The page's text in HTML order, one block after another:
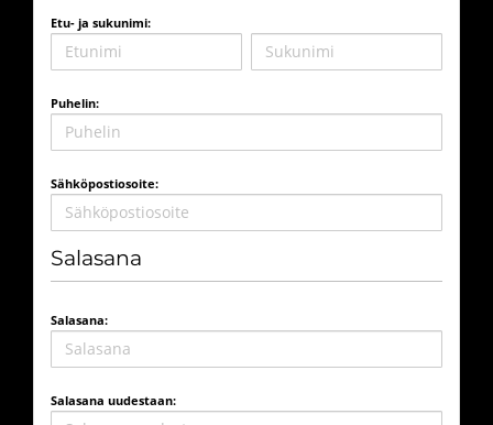
Etu- ja sukunimi:
Puhelin:
Sähköpostiosoite:
Salasana
Salasana:
Salasana uudestaan: